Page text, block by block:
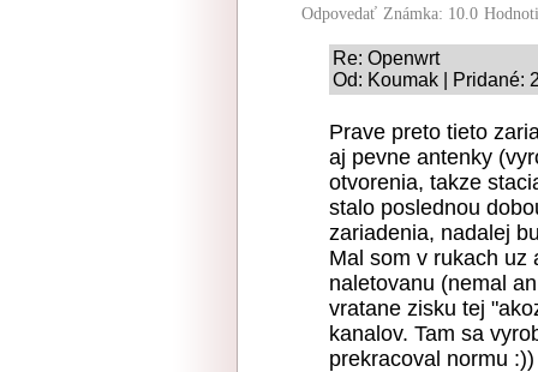
Odpovedať Známka: 10.0
Re: Openwrt
Od: Koumak | Pridané:
Prave preto tieto
aj pevne antenky
otvorenia, takze
stalo poslednou
zariadenia, nadalej
Mal som v rukach uz
naletovanu (nemal
vratane zisku tej
kanalov. Tam sa
prekracoval normu :))